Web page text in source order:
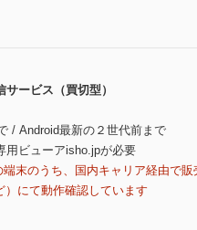
ービス（買切型）
/ Android最新の２世代前まで
用ビューアisho.jpが必要
末のうち、国内キャリア経由で販
にて動作確認しています